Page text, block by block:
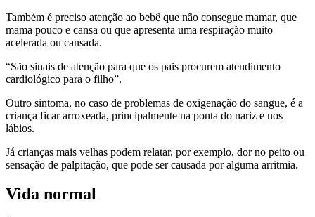
Também é preciso atenção ao bebê que não consegue mamar, que
mama pouco e cansa ou que apresenta uma respiração muito
acelerada ou cansada.
“São sinais de atenção para que os pais procurem atendimento
cardiológico para o filho”.
Outro sintoma, no caso de problemas de oxigenação do sangue, é a
criança ficar arroxeada, principalmente na ponta do nariz e nos
lábios.
Já crianças mais velhas podem relatar, por exemplo, dor no peito ou
sensação de palpitação, que pode ser causada por alguma arritmia.
Vida normal